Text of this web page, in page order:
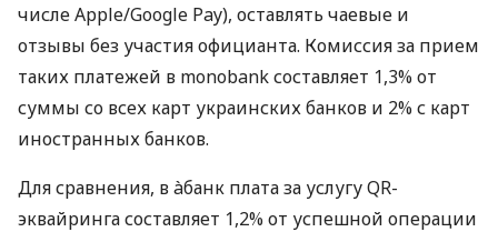
числе Apple/Google Pay), оставлять чаевые и
отзывы без участия официанта. Комиссия за прием
таких платежей в monobank составляет 1,3% от
суммы со всех карт украинских банков и 2% с карт
иностранных банков.
Для сравнения, в àбанк плата за услугу QR-
эквайринга составляет 1,2% от успешной операции